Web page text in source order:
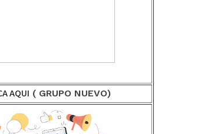
AQUI ( GRUPO NUEVO)